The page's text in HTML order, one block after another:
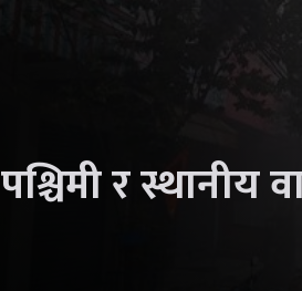
पश्चिमी र स्थानीय